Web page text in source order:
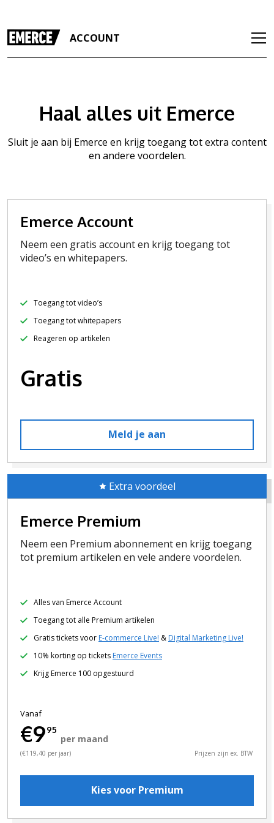
ACCOUNT
Haal alles uit Emerce
Sluit je aan bij Emerce en krijg toegang tot extra content
en andere voordelen.
Emerce Account
Neem een gratis account en krijg toegang tot
video’s en whitepapers.
Toegang tot video’s
Toegang tot whitepapers
Reageren op artikelen
Gratis
Meld je aan
Extra voordeel
Emerce Premium
Neem een Premium abonnement en krijg toegang
tot premium artikelen en vele andere voordelen.
Alles van Emerce Account
Toegang tot alle Premium artikelen
Gratis tickets voor E-commerce Live! & Digital Marketing Live!
10% korting op tickets Emerce Events
Krijg Emerce 100 opgestuurd
Vanaf
€995
per maand
(€119,40 per jaar) Prijzen zijn ex. BTW
Kies voor Premium